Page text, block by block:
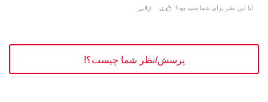
آیا این نظر برای شما مفید بود؟ بله خیر
پرسش/نظر شما چیست؟!